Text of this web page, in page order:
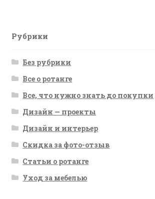
Рубрики
Без рубрики
Все о ротанге
Все, что нужно знать до покупки
Дизайн — проекты
Дизайн и интерьер
Скидка за фото-отзыв
Статьи о ротанге
Уход за мебелью